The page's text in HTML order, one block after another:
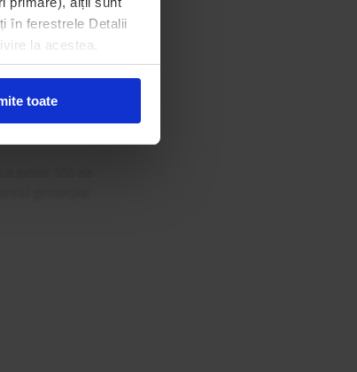
în ferestrele Detalii
la acestea.
toate
Gala